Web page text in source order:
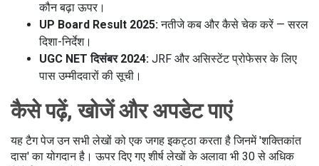
कौन बढ़ा ऊपर।
UP Board Result 2025:नतीजे कब और कैसे चेक करें — सरल
दिशा-निर्देश।
UGC NET दिसंबर 2024: JRF और असिस्टेंट प्रोफेसर के लिए
पास उम्मीदवारों की सूची।
कैसे पढ़ें, खोजें और अपडेट पाएं
यह टैग पेज उन सभी लेखों को एक जगह इकट्ठा करता है जिनमें 'शक्तिकांत
दास' का योगदान है। ऊपर दिए गए शीर्ष लेखों के अलावा भी 30 से अधिक